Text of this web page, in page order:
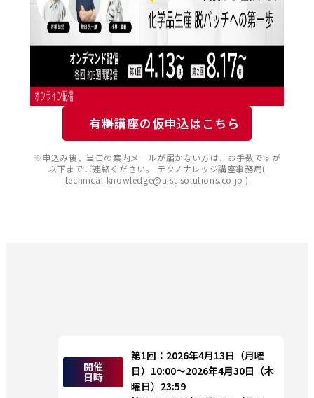
有料講座の仮申込はこちら
※申込み後、当日の案内メールが届かない方は、お手数ですが
以下までご連絡ください。 テクノナレッジ講座事務局(
technical-knowledge@aist-solutions.co.jp )
開催
日時
第1回：2026年4月13日（月曜
日）10:00～2026年4月30日（木
曜日）23:59